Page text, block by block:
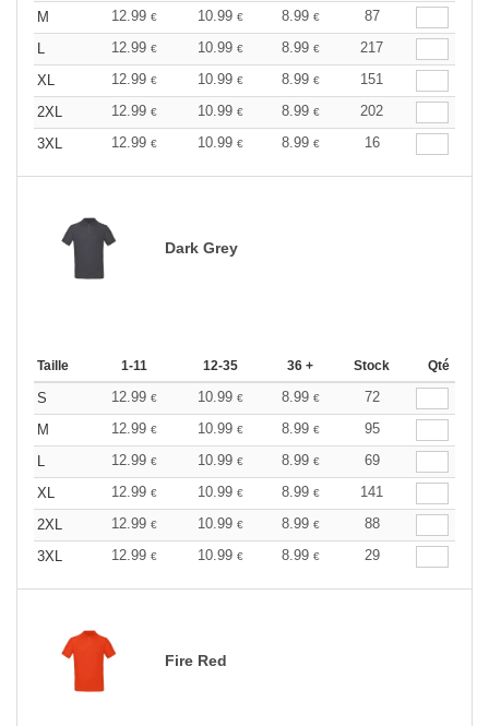
M 12.99 € 10.99 € 8.99 €
87
L
12.99 € 10.99 € 8.99 €
217
XL
12.99 € 10.99 € 8.99 €
151
2XL
12.99 € 10.99 € 8.99 €
202
3XL
12.99 € 10.99 € 8.99 € 16
Dark Grey
Taille 1-11 12-35 36 + Stock Qté
S 12.99 € 10.99 € 8.99 €
72
M
12.99 € 10.99 € 8.99 €
95
L
12.99 € 10.99 € 8.99 €
69
XL
12.99 € 10.99 € 8.99 €
141
2XL
12.99 € 10.99 € 8.99 €
88
3XL
12.99 € 10.99 € 8.99 € 29
Fire Red